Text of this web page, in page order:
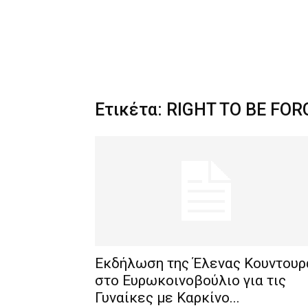
Ετικέτα: RIGHT TO BE
Εκδήλωση της Έλενας
στο Ευρωκοινοβούλιο για τις
Γυναίκες με Καρκίνο...